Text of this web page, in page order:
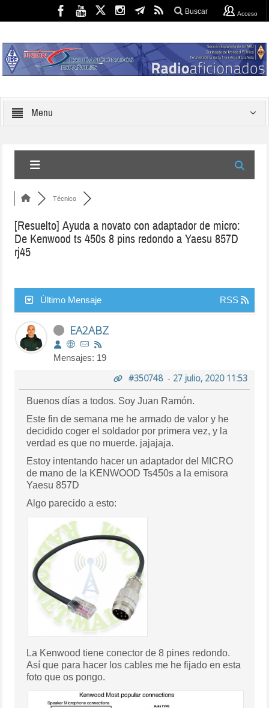
Buscar Acceso
Menu
Técnico
[Resuelto] Ayuda a novato con adaptador de micro:
De Kenwood ts 450s 8 pins redondo a Yaesu 857D
rj45
Último Mensaje RSS
EA2ABZ
Mensajes: 19
#350748- 27 julio, 2020 11:53
Buenos días a todos. Soy Juan Ramón.
Este fin de semana me he armado de valor y he
decidido coger el soldador por primera vez, y la
verdad es que no muerde. jajajaja.
Estoy intentando hacer un adaptador del MICRO
de mano de la KENWOOD Ts450s a la emisora
Yaesu 857D
Algo parecido a esto:
La Kenwood tiene conector de 8 pines redondo.
Así que para hacer los cables me he fijado en esta
foto que os pongo.